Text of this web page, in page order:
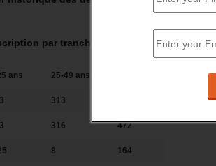
par tranche d’âge (en jours).
ans 25-49 ans
313
316 472
8 164